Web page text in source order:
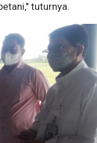
tuturnya.